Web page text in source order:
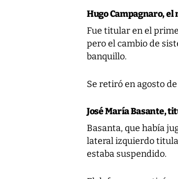
Hugo Campagnaro, el
Fue titular en el
pero el cambio de
banquillo.
Se retiró en agosto
José María Basante,
Basanta, que había
lateral izquierdo
estaba suspendido.